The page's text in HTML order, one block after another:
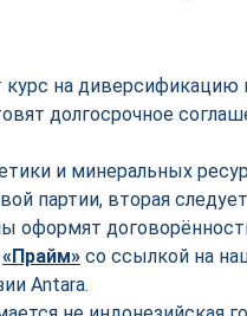
на диверсификацию
долгосрочное
и минеральных
партии, вторая
«Прайм» со ссылкой на
Antara.